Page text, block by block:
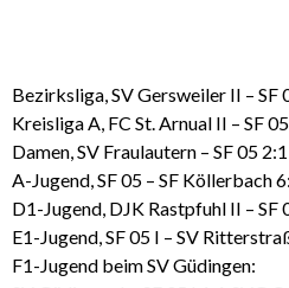
Bezirksliga, SV Gersweiler II – SF
Kreisliga A, FC St. Arnual II – SF
Damen, SV Fraulautern – SF 05 2:1
A-Jugend, SF 05 – SF Köllerbach
D1-Jugend, DJK Rastpfuhl II – SF
E1-Jugend, SF 05 I – SV
F1-Jugend beim SV Güdingen: